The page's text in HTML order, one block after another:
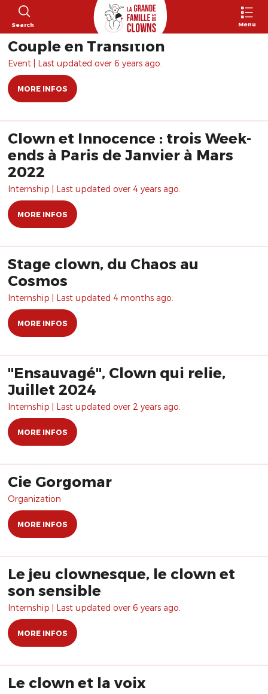
Search Menu
Couple en Transition
Event | Last updated over 6 years ago.
MORE INFOS
Clown et Innocence : trois Week-
ends à Paris de Janvier à Mars
2022
Internship | Last updated over 4 years ago.
MORE INFOS
Stage clown, du Chaos au
Cosmos
Internship | Last updated 4 months ago.
MORE INFOS
"Ensauvagé", Clown qui relie,
Juillet 2024
Internship | Last updated over 2 years ago.
MORE INFOS
Cie Gorgomar
Organization
MORE INFOS
Le jeu clownesque, le clown et
son sensible
Internship | Last updated over 6 years ago.
MORE INFOS
Le clown et la voix